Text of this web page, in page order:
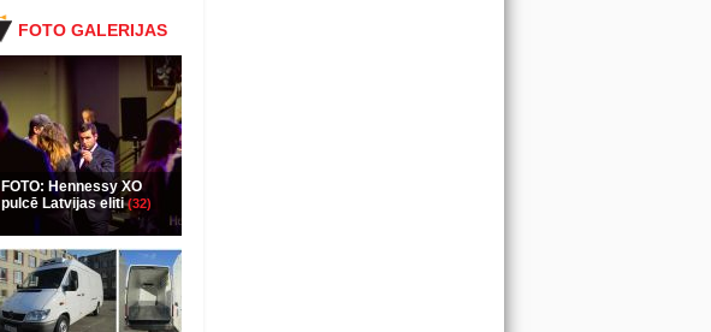
FOTO GALERIJAS
FOTO: Hennessy XO
pulcē Latvijas eliti(32)